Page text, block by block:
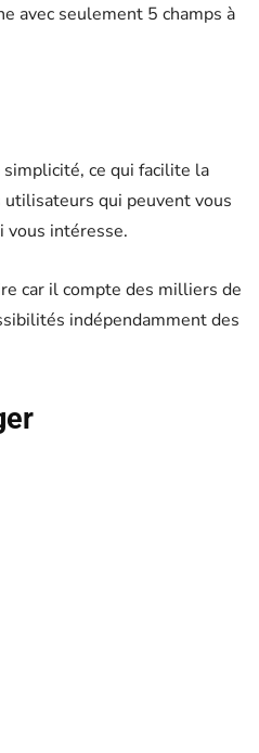
avec seulement 5 champs à
simplicité, ce qui facilite la
qui peuvent vous
vous intéresse.
car il compte des milliers de
indépendamment des